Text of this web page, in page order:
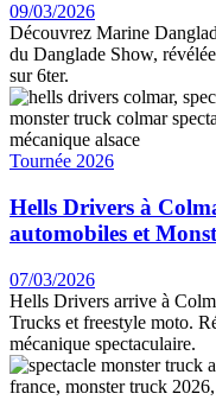
09/03/2026
Découvrez Marine
du Danglade Show,
sur 6ter.
Tournée 2026
Hells Drivers à
automobiles et
07/03/2026
Hells Drivers arrive à
Trucks et freestyle moto.
mécanique spectaculaire.